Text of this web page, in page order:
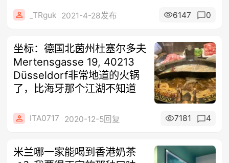
_TRguk 2021-4-28发布 6147 0
坐标：德国北茵州杜塞尔多夫
Mertensgasse 19, 40213
Düsseldorf非常地道的火锅
了，比海牙那个江湖不知道
ITA0717 2020-12-5回复 7181 4
米兰哪一家能喝到香港奶茶